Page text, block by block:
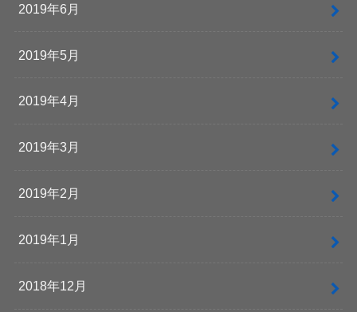
2019年6月
2019年5月
2019年4月
2019年3月
2019年2月
2019年1月
2018年12月